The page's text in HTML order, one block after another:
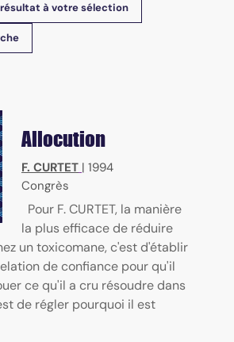
à votre sélection
Allocution
F. CURTET | 1994
Congrès
Pour F. CURTET, la manière
la plus efficace de réduire
un toxicomane, c'est d'établir
de confiance pour qu'il
ce qu'il a cru résoudre dans
de régler pourquoi il est